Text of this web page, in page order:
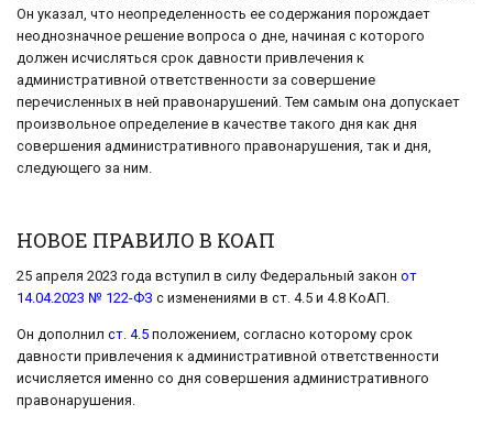
Он указал, что неопределенность ее содержания порождает
неоднозначное решение вопроса о дне, начиная с которого
должен исчисляться срок давности привлечения к
административной ответственности за совершение
перечисленных в ней правонарушений. Тем самым она допускает
произвольное определение в качестве такого дня как дня
совершения административного правонарушения, так и дня,
следующего за ним.
НОВОЕ ПРАВИЛО В КОАП
25 апреля 2023 года вступил в силу Федеральный закон от
14.04.2023 № 122-ФЗ с изменениями в ст. 4.5 и 4.8 КоАП.
Он дополнил ст. 4.5 положением, согласно которому срок
давности привлечения к административной ответственности
исчисляется именно со дня совершения административного
правонарушения.